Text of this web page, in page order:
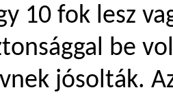
10 fok lesz
be
jósolták.